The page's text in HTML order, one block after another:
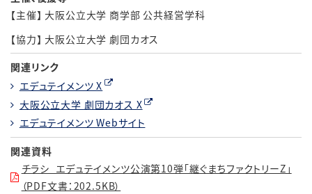
【主催】 大阪公立大学 商学部 公共経営学科
【協力】 大阪公立大学 劇団カオス
関連リンク
エデュテイメンツ X
大阪公立大学 劇団カオス X
エデュテイメンツ Webサイト
関連資料
チラシ_エデュテイメンツ公演第10弾「継ぐまちファクトリーZ」
（PDF文書：202.5KB）